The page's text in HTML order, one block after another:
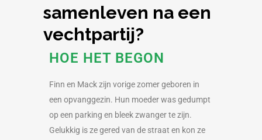
samenleven na een
vechtpartij?
HOE HET BEGON
Finn en Mack zijn vorige zomer geboren in
een opvanggezin. Hun moeder was gedumpt
op een parking en bleek zwanger te zijn.
Gelukkig is ze gered van de straat en kon ze